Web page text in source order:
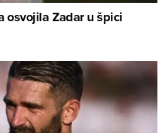
osvojila Zadar u špici